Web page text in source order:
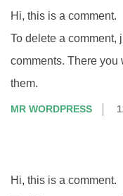
Hi, this is a comment.
To delete a comment,
comments. There you
them.
MR WORDPRESS
Hi, this is a comment.